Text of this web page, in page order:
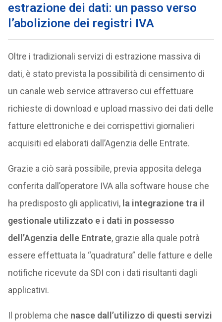
estrazione dei dati: un passo verso
l’abolizione dei registri IVA
Oltre i tradizionali servizi di estrazione massiva di
dati, è stato prevista la possibilità di censimento di
un canale web service attraverso cui effettuare
richieste di download e upload massivo dei dati delle
fatture elettroniche e dei corrispettivi giornalieri
acquisiti ed elaborati dall’Agenzia delle Entrate.
Grazie a ciò sarà possibile, previa apposita delega
conferita dall’operatore IVA alla software house che
ha predisposto gli applicativi, la integrazione tra il
gestionale utilizzato e i dati in possesso
dell’Agenzia delle Entrate, grazie alla quale potrà
essere effettuata la “quadratura” delle fatture e delle
notifiche ricevute da SDI con i dati risultanti dagli
applicativi.
Il problema che nasce dall’utilizzo di questi servizi